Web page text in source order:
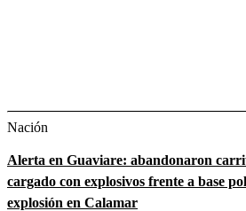
Nación
Alerta en Guaviare: abandonaron
cargado con explosivos frente a base
explosión en Calamar